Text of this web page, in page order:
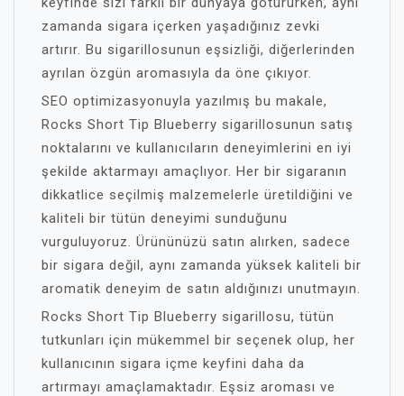
zamanda sigara içerken yaşadığınız zevki
artırır. Bu sigarillosunun eşsizliği, diğerlerinden
ayrılan özgün aromasıyla da öne çıkıyor.
SEO optimizasyonuyla yazılmış bu makale,
Rocks Short Tip Blueberry sigarillosunun satış
noktalarını ve kullanıcıların deneyimlerini en iyi
şekilde aktarmayı amaçlıyor. Her bir sigaranın
dikkatlice seçilmiş malzemelerle üretildiğini ve
kaliteli bir tütün deneyimi sunduğunu
vurguluyoruz. Ürününüzü satın alırken, sadece
bir sigara değil, aynı zamanda yüksek kaliteli bir
aromatik deneyim de satın aldığınızı unutmayın.
Rocks Short Tip Blueberry sigarillosu, tütün
tutkunları için mükemmel bir seçenek olup, her
kullanıcının sigara içme keyfini daha da
artırmayı amaçlamaktadır. Eşsiz aroması ve